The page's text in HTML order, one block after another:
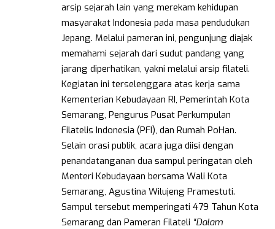
arsip sejarah lain yang merekam kehidupan
masyarakat Indonesia pada masa pendudukan
Jepang. Melalui pameran ini, pengunjung diajak
memahami sejarah dari sudut pandang yang
jarang diperhatikan, yakni melalui arsip filateli.
Kegiatan ini terselenggara atas kerja sama
Kementerian Kebudayaan RI, Pemerintah Kota
Semarang, Pengurus Pusat Perkumpulan
Filatelis Indonesia (PFI), dan Rumah PoHan.
Selain orasi publik, acara juga diisi dengan
penandatanganan dua sampul peringatan oleh
Menteri Kebudayaan bersama Wali Kota
Semarang, Agustina Wilujeng Pramestuti.
Sampul tersebut memperingati 479 Tahun Kota
Semarang dan Pameran Filateli “Dalam